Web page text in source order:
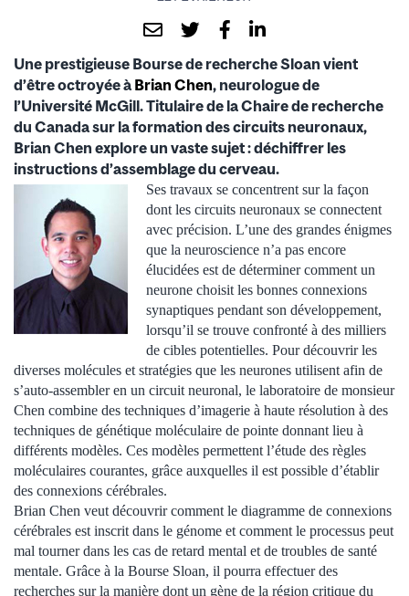
Une prestigieuse Bourse de recherche Sloan vient
d’être octroyée à Brian Chen, neurologue de
l’Université McGill. Titulaire de la Chaire de recherche
du Canada sur la formation des circuits neuronaux,
Brian Chen explore un vaste sujet : déchiffrer les
instructions d’assemblage du cerveau.
Ses travaux se concentrent sur la façon
dont les circuits neuronaux se connectent
avec précision. L’une des grandes énigmes
que la neuroscience n’a pas encore
élucidées est de déterminer comment un
neurone choisit les bonnes connexions
synaptiques pendant son développement,
lorsqu’il se trouve confronté à des milliers
de cibles potentielles. Pour découvrir les
diverses molécules et stratégies que les neurones utilisent afin de
s’auto-assembler en un circuit neuronal, le laboratoire de monsieur
Chen combine des techniques d’imagerie à haute résolution à des
techniques de génétique moléculaire de pointe donnant lieu à
différents modèles. Ces modèles permettent l’étude des règles
moléculaires courantes, grâce auxquelles il est possible d’établir
des connexions cérébrales.
Brian Chen veut découvrir comment le diagramme de connexions
cérébrales est inscrit dans le génome et comment le processus peut
mal tourner dans les cas de retard mental et de troubles de santé
mentale. Grâce à la Bourse Sloan, il pourra effectuer des
recherches sur la manière dont un gène de la région critique du